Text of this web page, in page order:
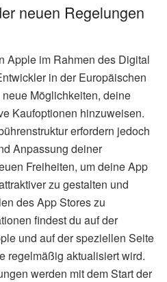
neuen Regelungen
Apple im Rahmen des Digital
in der Europäischen
Möglichkeiten, deine
Kaufoptionen hinzuweisen.
erfordern jedoch
Anpassung deiner
Freiheiten, um deine App
zu gestalten und
des App Stores zu
findest du auf der
und auf der speziellen Seite
regelmäßig aktualisiert wird.
werden mit dem Start der